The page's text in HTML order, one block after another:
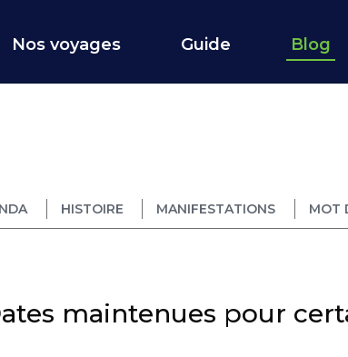
Nos voyages Guide Blog
HISTOIRE MANIFESTATIONS MOT
maintenues pour